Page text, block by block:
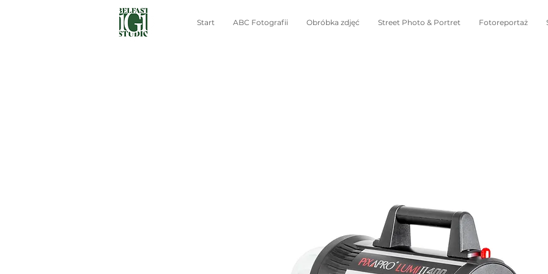
Start ABC Fotografii Obróbka zdjęć Street Photo & Portret Fotoreportaż